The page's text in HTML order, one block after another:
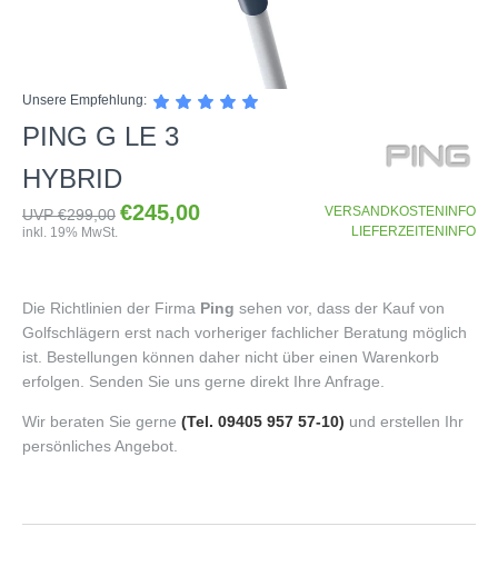
DRIVER
FAIRWAYHÖLZER
EISENSÄTZE
DRIVING EISEN
PUTTER
KINDER GOLFSCHLÄGER
KOMPLETTSETS
DEMOSCHLÄGER
BAGS
CARTBAGS
STANDBAGS
TROLLIES
PUSH- & PULLTROLLIES
BÄLLE
DAMEN GOLFSCHUHE
KINDER GOLFSCHUHE
HERREN
DAMEN
CAPS
GÜRTEL & SOCKEN
HANDSCHUHE
HERREN GOLFHANDSCHUHE
DAMEN GOLFHANDSCHUHE
KINDER GOLFHANDSCHUHE
ZUBEHÖR
ENTFERNUNGSMESSER
REGENSCHIRME
HANDTÜCHER
TRAININGSHILFEN
KOMPONENTEN
GRIFFE
GUTSCHEINE
GUTSCHEINE
SALE
Unsere Empfehlung:
PING G LE 3
HYBRID
UVP €299,00 €245,00
inkl. 19% MwSt.
VERSANDKOSTENINFO
LIEFERZEITENINFO
Die Richtlinien der Firma Ping sehen vor, dass der Kauf von
Golfschlägern erst nach vorheriger fachlicher Beratung möglich
ist. Bestellungen können daher nicht über einen Warenkorb
erfolgen. Senden Sie uns gerne direkt Ihre Anfrage.
Wir beraten Sie gerne (Tel. 09405 957 57-10) und erstellen Ihr
persönliches Angebot.